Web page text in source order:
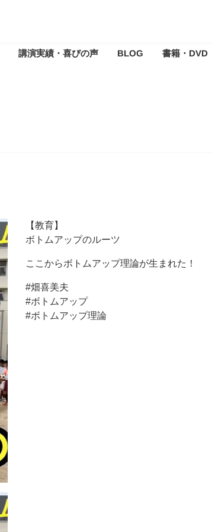
講演実績・喜びの声 BLOG 書籍・DVD
【教育】
ボトムアップのルーツ
ここからボトムアップ理論が生まれた！
#畑喜美夫
#ボトムアップ
#ボトムアップ理論